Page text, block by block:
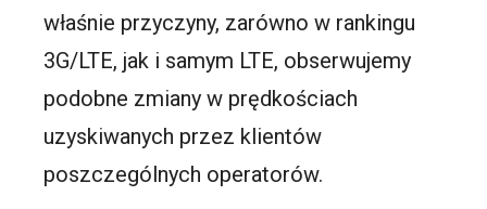
właśnie przyczyny, zarówno w rankingu
3G/LTE, jak i samym LTE, obserwujemy
podobne zmiany w prędkościach
uzyskiwanych przez klientów
poszczególnych operatorów.